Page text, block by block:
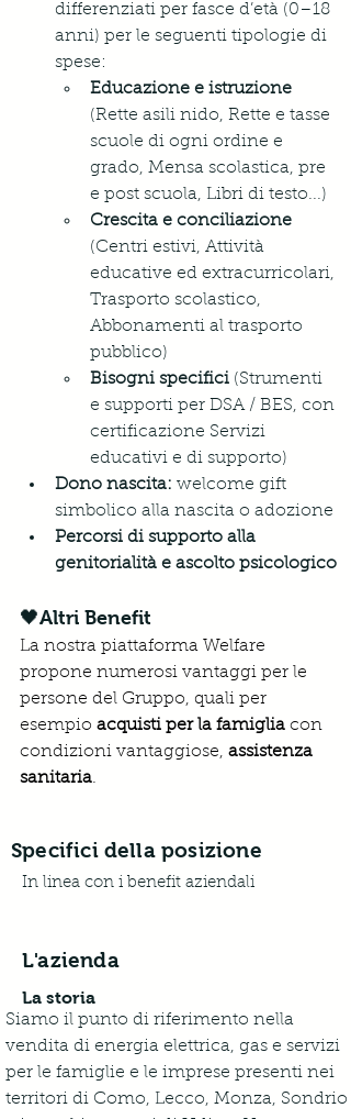
differenziati per fasce d’età (0–18
anni) per le seguenti tipologie di
spese:
Educazione e istruzione
(Rette asili nido, Rette e tasse
scuole di ogni ordine e
grado, Mensa scolastica, pre
e post scuola, Libri di testo...)
Crescita e conciliazione
(Centri estivi, Attività
educative ed extracurricolari,
Trasporto scolastico,
Abbonamenti al trasporto
pubblico)
Bisogni specifici (Strumenti
e supporti per DSA / BES, con
certificazione Servizi
educativi e di supporto)
Dono nascita: welcome gift
simbolico alla nascita o adozione
Percorsi di supporto alla
genitorialità e ascolto psicologico
🖤Altri Benefit
La nostra piattaforma Welfare
propone numerosi vantaggi per le
persone del Gruppo, quali per
esempio acquisti per la famiglia con
condizioni vantaggiose, assistenza
sanitaria.
Specifici della posizione
In linea con i benefit aziendali
L'azienda
Siamo il punto di riferimento nella
vendita di energia elettrica, gas e servizi
per le famiglie e le imprese presenti nei
territori di Como, Lecco, Monza, Sondrio
La storia